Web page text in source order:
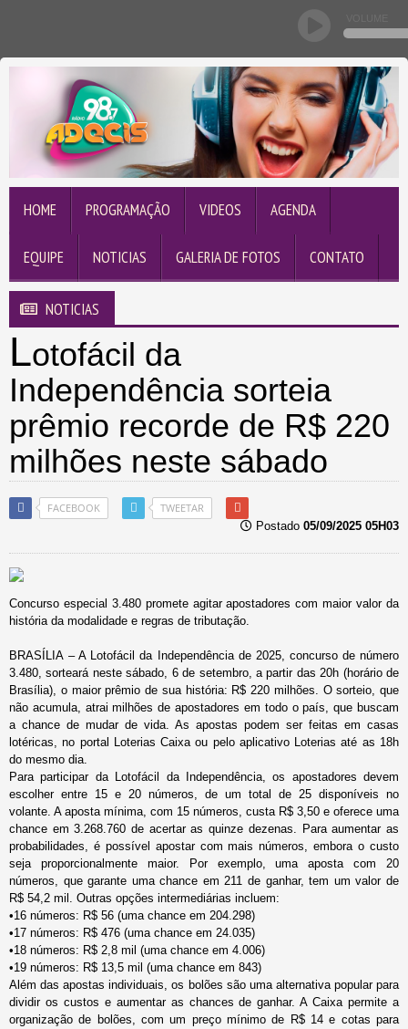
HOME PROGRAMAÇÃO VIDEOS AGENDA
EQUIPE NOTICIAS GALERIA DE FOTOS CONTATO
NOTICIAS
Lotofácil da
Independência sorteia
prêmio recorde de R$ 220
milhões neste sábado
FACEBOOK
TWEETAR
Postado 05/09/2025 05H03
Concurso especial 3.480 promete agitar apostadores com maior valor da
história da modalidade e regras de tributação.
BRASÍLIA – A Lotofácil da Independência de 2025, concurso de número
3.480, sorteará neste sábado, 6 de setembro, a partir das 20h (horário de
Brasília), o maior prêmio de sua história: R$ 220 milhões. O sorteio, que
não acumula, atrai milhões de apostadores em todo o país, que buscam
a chance de mudar de vida. As apostas podem ser feitas em casas
lotéricas, no portal Loterias Caixa ou pelo aplicativo Loterias até as 18h
do mesmo dia.
Para participar da Lotofácil da Independência, os apostadores devem
escolher entre 15 e 20 números, de um total de 25 disponíveis no
volante. A aposta mínima, com 15 números, custa R$ 3,50 e oferece uma
chance em 3.268.760 de acertar as quinze dezenas. Para aumentar as
probabilidades, é possível apostar com mais números, embora o custo
seja proporcionalmente maior. Por exemplo, uma aposta com 20
números, que garante uma chance em 211 de ganhar, tem um valor de
R$ 54,2 mil. Outras opções intermediárias incluem:
•16 números: R$ 56 (uma chance em 204.298)
•17 números: R$ 476 (uma chance em 24.035)
•18 números: R$ 2,8 mil (uma chance em 4.006)
•19 números: R$ 13,5 mil (uma chance em 843)
Além das apostas individuais, os bolões são uma alternativa popular para
dividir os custos e aumentar as chances de ganhar. A Caixa permite a
organização de bolões, com um preço mínimo de R$ 14 e cotas para